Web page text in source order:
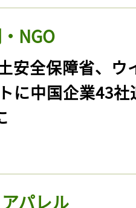
NGO
安全保障省、ウ
に中国企業43社
パレル